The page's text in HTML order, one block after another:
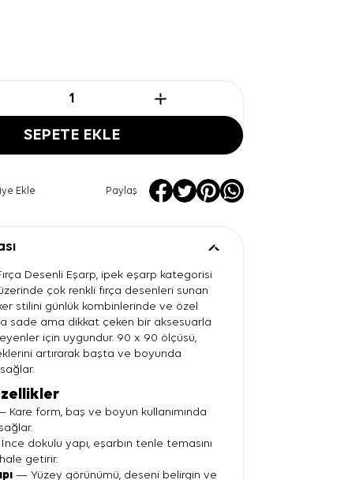
SEPETE EKLE
Ekle Paylaş
Desenli Eşarp, ipek eşarp kategorisi
çok renkli fırça desenleri sunan
stilini günlük kombinlerinde ve özel
sade ama dikkat çeken bir aksesuarla
için uygundur. 90 x 90 ölçüsü,
artırarak başta ve boyunda
Kare form, baş ve boyun kullanımında
dokulu yapı, eşarbın tenle temasını
getirir.
— Yüzey görünümü, deseni belirgin ve